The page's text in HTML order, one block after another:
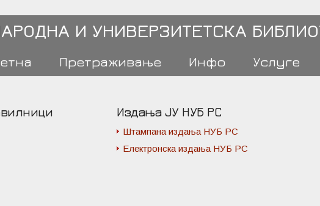
И УНИВЕРЗИТЕТСКА
Претраживање Инфо Услуге
Издања ЈУ НУБ РС
Штампана издања НУБ РС
Електронска издања НУБ РС